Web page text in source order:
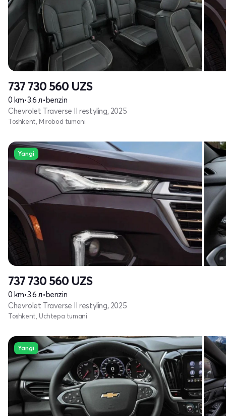
737 730 560 UZS
0 km•3.6 л•benzin
Chevrolet Traverse II restyling, 2025
Toshkent, Mirobod tumani
Yangi
737 730 560 UZS
0 km•3.6 л•benzin
Chevrolet Traverse II restyling, 2025
Toshkent, Uchtepa tumani
Yangi